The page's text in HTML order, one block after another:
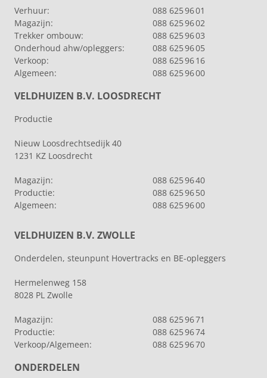
Verhuur:
088 625 96 01
Magazijn:
088 625 96 02
Trekker ombouw:
088 625 96 03
Onderhoud ahw/opleggers:
088 625 96 05
Verkoop:
088 625 96 16
Algemeen:
088 625 96 00
VELDHUIZEN B.V. LOOSDRECHT
Productie
Nieuw Loosdrechtsedijk 40
1231 KZ Loosdrecht
Magazijn:
088 625 96 40
Productie:
088 625 96 50
Algemeen:
088 625 96 00
VELDHUIZEN B.V. ZWOLLE
Onderdelen, steunpunt Hovertracks en BE-opleggers
Hermelenweg 158
8028 PL Zwolle
Magazijn:
088 625 96 71
Productie:
088 625 96 74
Verkoop/Algemeen:
088 625 96 70
ONDERDELEN